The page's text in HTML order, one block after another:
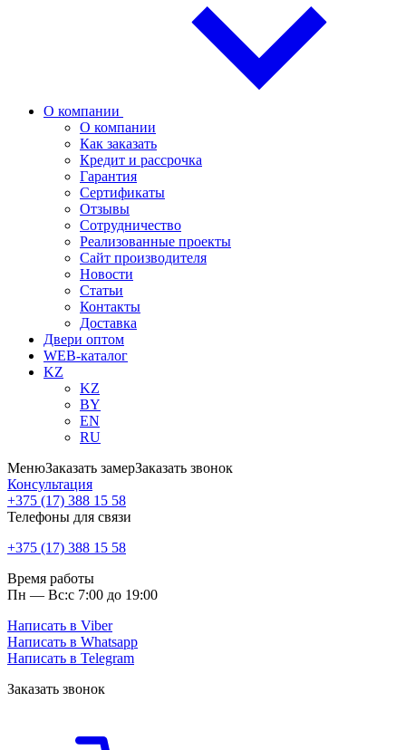
О компании
О компании
Как заказать
Кредит и рассрочка
Гарантия
Сертификаты
Отзывы
Сотрудничество
Реализованные проекты
Сайт производителя
Новости
Статьи
Контакты
Доставка
Двери оптом
WEB-каталог
KZ
KZ
BY
EN
RU
МенюЗаказать замерЗаказать звонок
Консультация
+375 (17) 388 15 58
Телефоны для связи
+375 (17) 388 15 58
Время работы
Пн — Вс:с 7:00 до 19:00
Написать в Viber
Написать в Whatsapp
Написать в Telegram
Заказать звонок